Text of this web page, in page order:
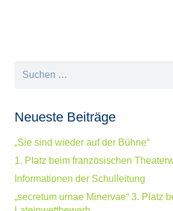
Suchen
Neueste Beiträge
„Sie sind wieder auf der Bühne“
1. Platz beim französischen
Informationen der Schulleitung
„secretum urnae Minervae“ 3. Platz